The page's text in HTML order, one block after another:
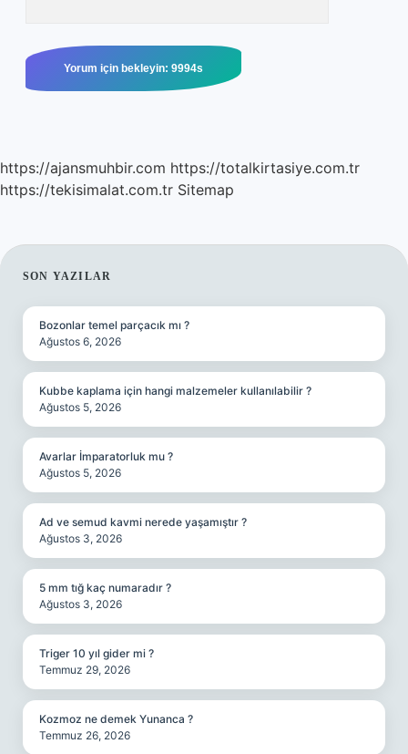
https://ajansmuhbir.com https://totalkirtasiye.com.tr
https://tekisimalat.com.tr Sitemap
SIDEBAR
SON YAZILAR
Bozonlar temel parçacık mı ?
Ağustos 6, 2026
Kubbe kaplama için hangi malzemeler kullanılabilir ?
Ağustos 5, 2026
Avarlar İmparatorluk mu ?
Ağustos 5, 2026
Ad ve semud kavmi nerede yaşamıştır ?
Ağustos 3, 2026
5 mm tığ kaç numaradır ?
Ağustos 3, 2026
Triger 10 yıl gider mi ?
Temmuz 29, 2026
Kozmoz ne demek Yunanca ?
Temmuz 26, 2026